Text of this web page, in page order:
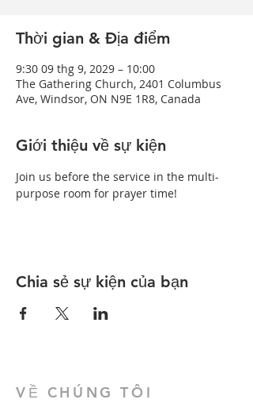
Thời gian & Địa điểm
9:30 09 thg 9, 2029 – 10:00
The Gathering Church, 2401 Columbus
Ave, Windsor, ON N9E 1R8, Canada
Giới thiệu về sự kiện
Join us before the service in the multi-
purpose room for prayer time!
Chia sẻ sự kiện của bạn
VỀ CHÚNG TÔI